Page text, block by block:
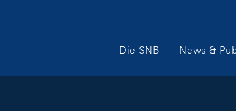
Hauptnavigation
Die SNB News &